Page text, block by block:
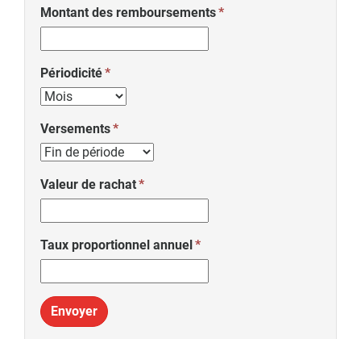
Montant des remboursements
Périodicité
Versements
Valeur de rachat
Taux proportionnel annuel
Envoyer